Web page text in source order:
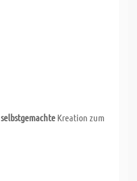
selbstgemachte Kreation zum